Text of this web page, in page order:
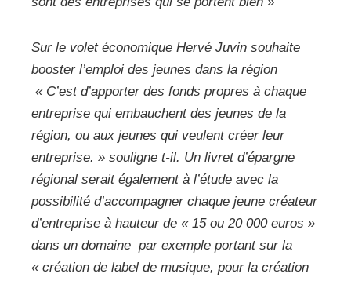
Sur le volet économique Hervé Juvin souhaite
booster l’emploi des jeunes dans la région
« C’est d’apporter des fonds propres à chaque
entreprise qui embauchent des jeunes de la
région, ou aux jeunes qui veulent créer leur
entreprise. » souligne t-il. Un livret d’épargne
régional serait également à l’étude avec la
possibilité d’accompagner chaque jeune créateur
d’entreprise à hauteur de « 15 ou 20 000 euros »
dans un domaine par exemple portant sur la
« création de label de musique, pour la création